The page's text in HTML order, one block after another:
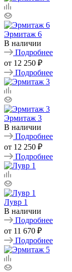
Эрмитаж 6
В наличии
Подробнее
от 12 250 ₽
Подробнее
Эрмитаж 3
В наличии
Подробнее
от 12 250 ₽
Подробнее
Лувр 1
В наличии
Подробнее
от 11 670 ₽
Подробнее